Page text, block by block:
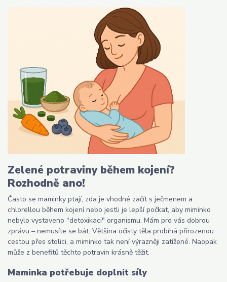
Zelené potraviny během kojení?
Rozhodně ano!
Často se maminky ptají, zda je vhodné začít s ječmenem a
chlorellou během kojení nebo jestli je lepší počkat, aby miminko
nebylo vystaveno "detoxikaci" organismu. Mám pro vás dobrou
zprávu – nemusíte se bát. Většina očisty těla probíhá přirozenou
cestou přes stolici, a miminko tak není výrazněji zatížené. Naopak
může z benefitů těchto potravin krásně těžit.
Maminka potřebuje doplnit síly